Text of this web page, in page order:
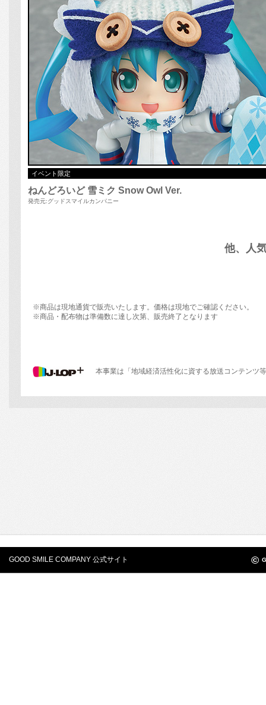
※商品は現地通貨で販売いたします。価格は現地でご確認ください。
※商品・配布物は準備数に達し次第、販売終了となります
本事業は「地域経済活性化に資する放送コンテンツ
GOOD SMILE COMPANY 公式サイト ©